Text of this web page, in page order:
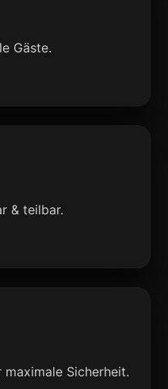
Gäste.
& teilbar.
Sicherheit.